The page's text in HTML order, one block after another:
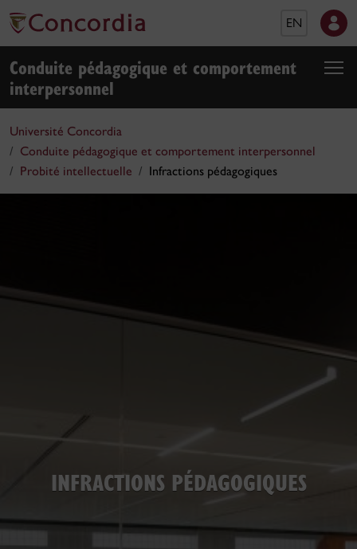
EN
Conduite pédagogique et comportement
interpersonnel
Université Concordia
Conduite pédagogique et comportement interpersonnel
Probité intellectuelle
Infractions pédagogiques
INFRACTIONS PÉDAGOGIQUES